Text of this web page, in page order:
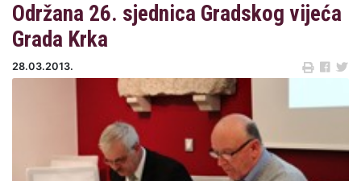
Održana 26. sjednica Gradskog vijeća
Grada Krka
28.03.2013.